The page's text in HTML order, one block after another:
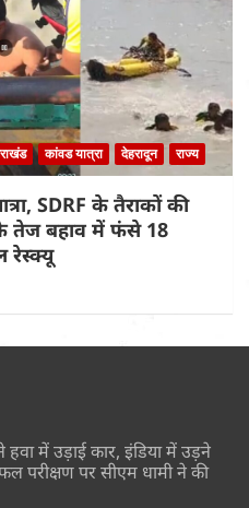
कांवड यात्रा देहरादून राज्य
SDRF के तैराकों की
तेज बहाव में फंसे 18
रेस्क्यू
हवा में उड़ाई कार, इंडिया में उड़ने
परीक्षण पर सीएम धामी ने की